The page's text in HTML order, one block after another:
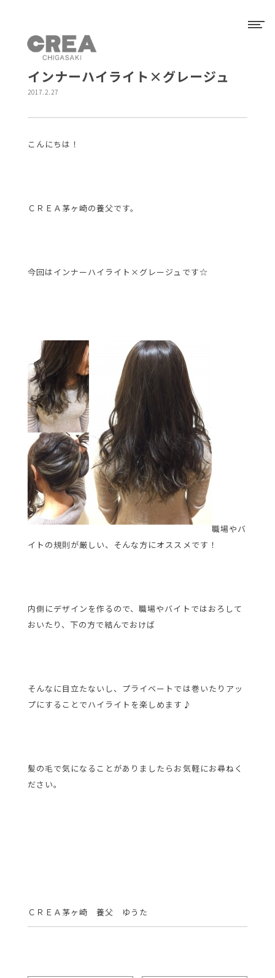
インナーハイライト×グレージュ
2017.2.27
こんにちは！
ＣＲＥＡ茅ヶ崎の養父です。
今回はインナーハイライト×グレージュです☆
職場やバ
イトの規則が厳しい、そんな方にオススメです！
内側にデザインを作るので、職場やバイトではおろして
おいたり、下の方で結んでおけば
そんなに目立たないし、プライベートでは巻いたりアッ
プにすることでハイライトを楽しめます♪
髪の毛で気になることがありましたらお気軽にお尋ねく
ださい。
ＣＲＥＡ茅ヶ崎 養父 ゆうた